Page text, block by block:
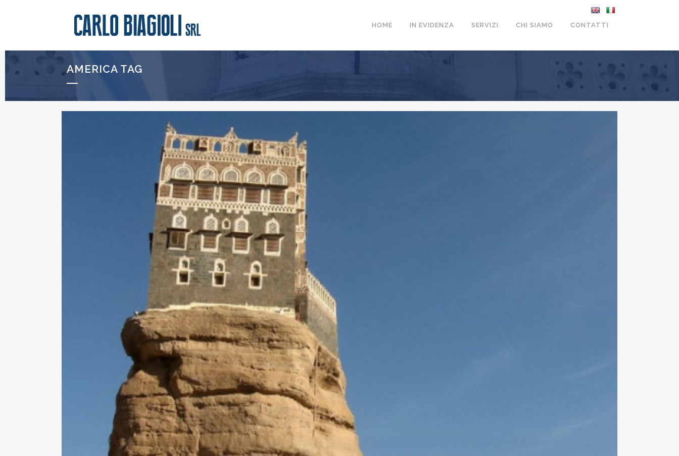
HOME IN EVIDENZA SERVIZI CHI SIAMO CONTATTI
AMERICA TAG